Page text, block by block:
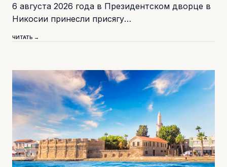
6 августа 2026 года в Президентском дворце в
Никосии принесли присягу…
ЧИТАТЬ →